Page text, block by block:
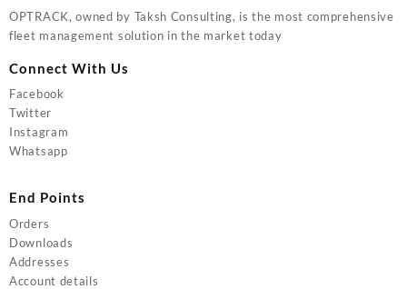
OPTRACK, owned by Taksh Consulting, is the most comprehensive
fleet management solution in the market today
Connect With Us
Facebook
Twitter
Instagram
Whatsapp
End Points
Orders
Downloads
Addresses
Account details